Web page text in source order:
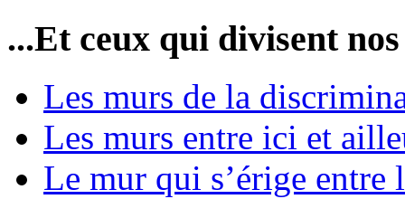
...Et ceux qui divisent nos
Les murs de la
Les murs entre ici et
Le mur qui s’érige entre